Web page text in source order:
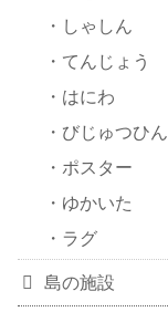
しゃしん
てんじょう
はにわ
びじゅつひん
ポスター
ゆかいた
ラグ
島の施設